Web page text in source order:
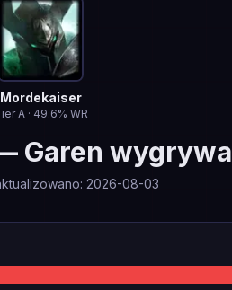
Mordekaiser
A· 49.6% WR
Garen wygrywa
: 2026-08-03